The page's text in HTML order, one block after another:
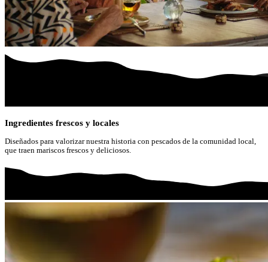
Ingredientes frescos y locales
Diseñados para valorizar nuestra historia con pescados de la comunidad local,
que traen mariscos frescos y deliciosos.